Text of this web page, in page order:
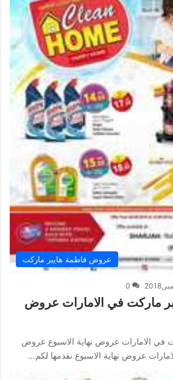
عروض فاطمة هايبر ماركت
0
ماركت في الامارات عروض
في الامارات عروض نهاية الاسبوع عروض
عروض نهاية الاسبوع نقدمها لكم…